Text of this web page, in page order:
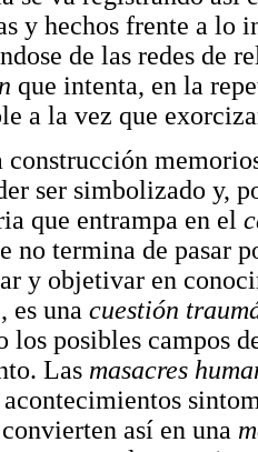
y hechos frente a lo
de las redes de
que intenta, en la
a la vez que
construcción
ser simbolizado y,
que entrampa en el
no termina de pasar
y objetivar en
es una cuestión
los posibles campos
Las masacres
así en una